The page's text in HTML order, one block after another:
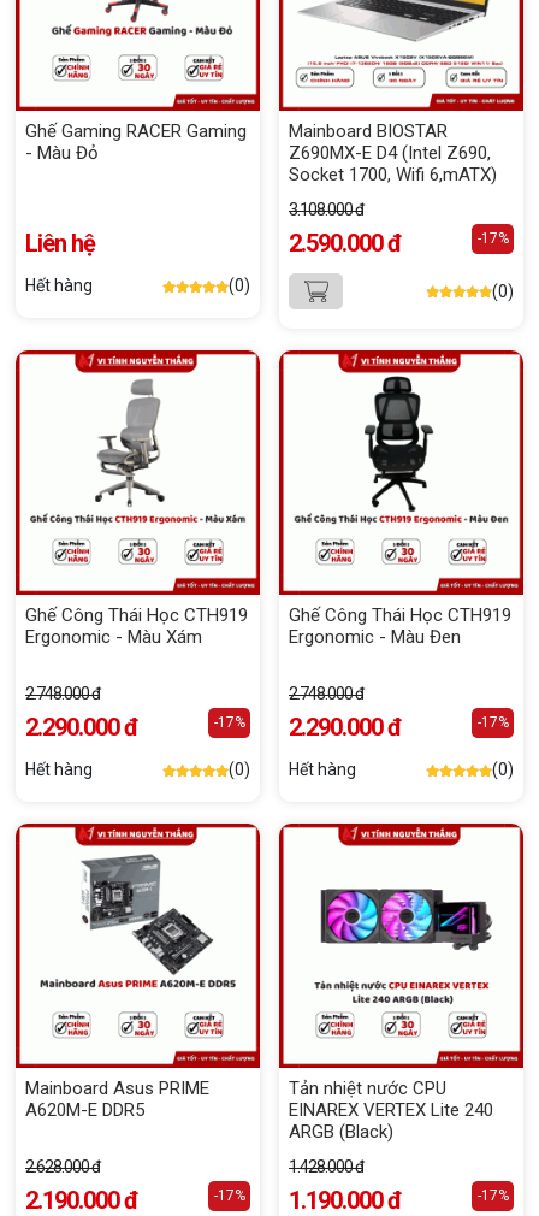
Ghế Gaming RACER Gaming
- Màu Đỏ
Liên hệ
Hết hàng (0)
Mainboard BIOSTAR
Z690MX-E D4 (Intel Z690,
Socket 1700, Wifi 6,mATX)
3.108.000 đ
2.590.000 đ -17%
(0)
Ghế Công Thái Học CTH919
Ergonomic - Màu Xám
2.748.000 đ
2.290.000 đ -17%
Hết hàng (0)
Ghế Công Thái Học CTH919
Ergonomic - Màu Đen
2.748.000 đ
2.290.000 đ -17%
Hết hàng (0)
Mainboard Asus PRIME
A620M-E DDR5
2.628.000 đ
2.190.000 đ -17%
Tản nhiệt nước CPU
EINAREX VERTEX Lite 240
ARGB (Black)
1.428.000 đ
1.190.000 đ -17%